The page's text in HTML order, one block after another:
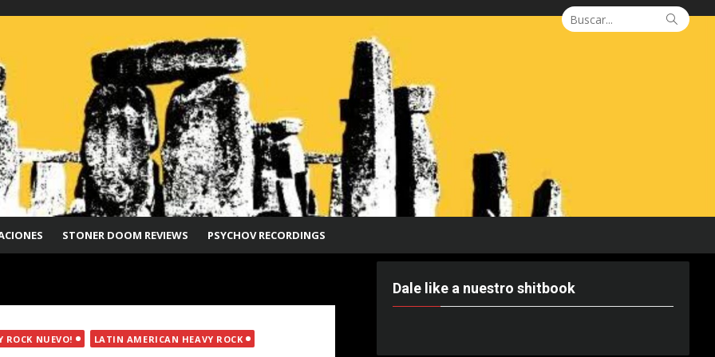
Buscar:
STONER DOOM REVIEWS PSYCHOV RECORDINGS
ROCK NUEVO!
LATIN AMERICAN HEAVY ROCK
Dale like a nuestro shitbook